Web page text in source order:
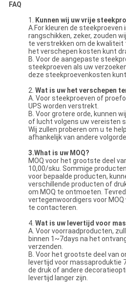
FAQ
1. Kunnen wij uw vrije
A.For kleuren de steekproeven
rangschikken, zeker, zouden
te verstrekken om de kwaliteit
het verschepen kosten kunt
B. Voor de aangepaste
steekproeven als uw
deze steekproevenkosten
2. Wat is uw het verschepen
A. Voor steekproeven of
UPS worden verstrekt.
B. Voor grotere orde, kunnen
of lucht volgens uw vereisten
Wij zullen proberen om u te
afhankelijk van andere
3.What is uw MOQ?
MOQ voor het grootste deel
10,00/sku. Sommige
voor bepaalde producten,
verschillende producten of
om MOQ te ontmoeten.
vertegenwoordigers voor
te contacteren.
4. Wat is uw levertijd voor
A. Voor voorraadproducten,
binnen 1~7days na het
verzenden.
B. Voor het grootste deel van
levertijd voor massaproduktie
de druk of andere
levertijd langer zijn.